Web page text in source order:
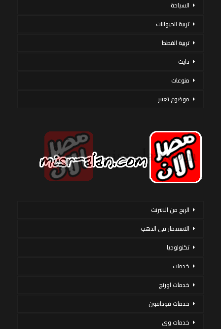
السياحة
تربية الحيوانات
تربية القطط
دايت
منوعات
موضوع تعبير
الربح من الانترنت
الاستثمار فى الذهب
تكنولوجيا
خدمات
خدمات اورنج
خدمات فودافون
خدمات وى